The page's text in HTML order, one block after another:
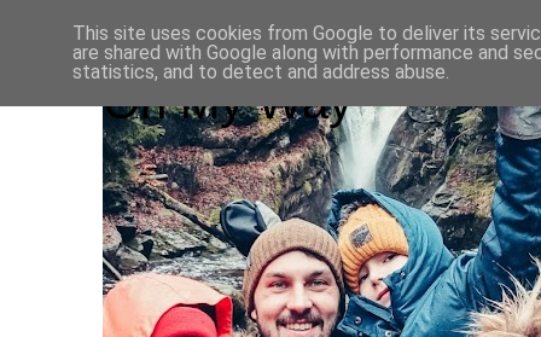
On My Way
This site uses cookies from Google to deliver its
are shared with Google along with performance and
statistics, and to detect and address abuse.